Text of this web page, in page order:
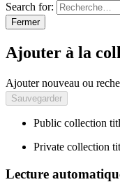
Search for:
Fermer
Ajouter à la
Ajouter nouveau ou
Public collection
Private collection
Lecture